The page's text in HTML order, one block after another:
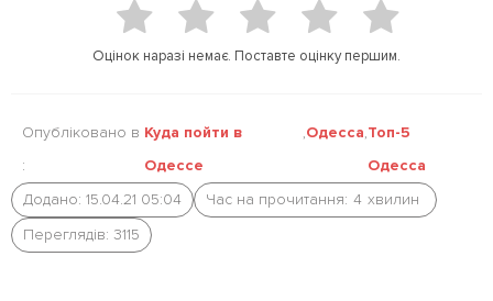
o
k
Оцінок наразі немає. Поставте оцінку першим.
Опубліковано в
:
Куда пойти в
Одессе
,Одесса,Топ-5
Одесса
Додано: 15.04.21 05:04
Час на прочитання: 4 хвилин
Переглядів: 3115